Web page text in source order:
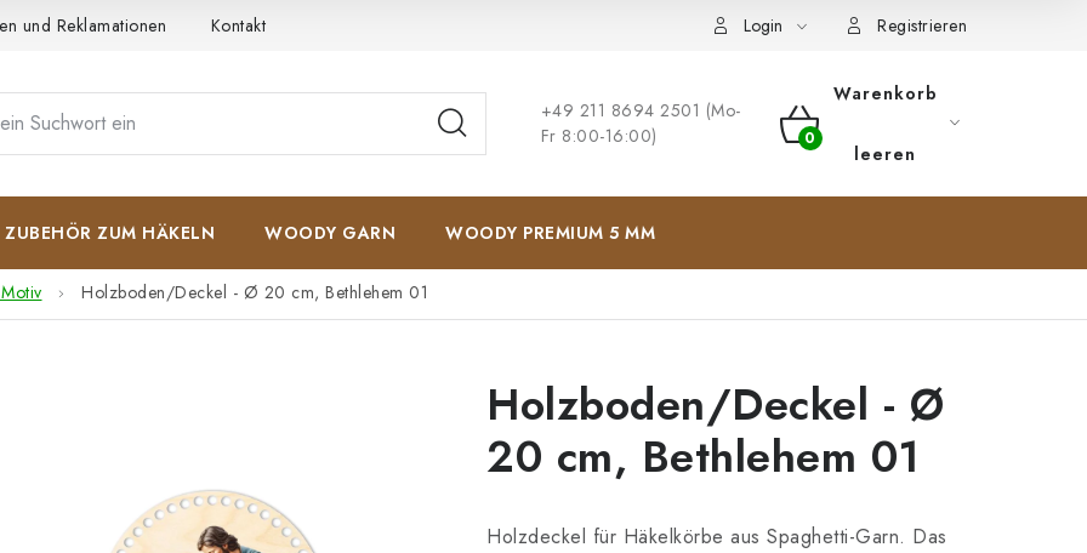
und Reklamationen Kontakt Login Registrieren
+49 211 8694 2501 (Mo-
Fr 8:00-16:00)
WARENKORB
Warenkorb
leeren
ZUBEHÖR ZUM HÄKELN WOODY GARN WOODY PREMIUM 5 MM
Holzboden/Deckel - Ø 20 cm, Bethlehem 01
Holzboden/Deckel - Ø
20 cm, Bethlehem 01
Holzdeckel für Häkelkörbe aus Spaghetti-Garn. Das